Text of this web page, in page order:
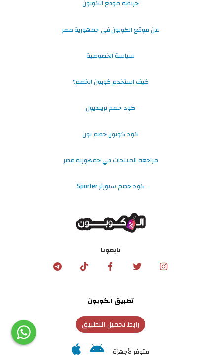
خريطة موقع الكوبون
عن موقع الكوبون في جمهورية مصر
سياسة الخصوصية
كيف استخدم كوبون الخصم؟
كود خصم ترينديول
كود كوبون خصم نون
مراجعة المنتجات في جمهورية مصر
كود خصم سبورتر Sporter
تابعونا
تطبيق الكوبون
رابط تحميل التطبيق
متوفر لأجهزة